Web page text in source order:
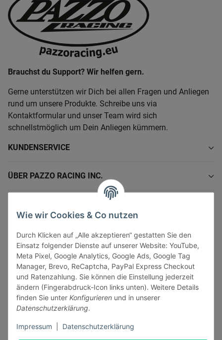
Wie wir Cookies & Co nutzen
Durch Klicken auf „Alle akzeptieren“ gestatten Sie den
Einsatz folgender Dienste auf unserer Website: YouTube,
Meta Pixel, Google Analytics, Google Ads, Google Tag
Manager, Brevo, ReCaptcha, PayPal Express Checkout
und Ratenzahlung. Sie können die Einstellung jederzeit
ändern (Fingerabdruck-Icon links unten). Weitere Details
finden Sie unter Konfigurieren und in unserer
Datenschutzerklärung.
Impressum Datenschutzerklärung
Brauchst du Support? Wir helfen gern.
Gerne unterstützen wir Dich bei allen Fragen und Anliegen
rund um unsere Produkte. Schreibe uns via
Kontaktformular und unser Team wird sich
schnellstmöglich um Dein Anliegen kümmern.
KUNDENSERVICE
ÜBER PAZZO RACING INC.
GESETZLICHE INFORMATIONEN
Vertrag widerrufen
Sicher bezahlen via: